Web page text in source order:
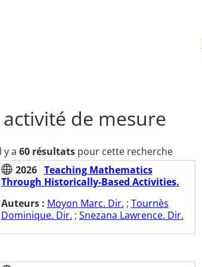
activité de mesure
y a 60 résultatspour cette recherche
2026 Teaching Mathematics
Through Historically-Based Activities.
Auteurs : Moyon Marc. Dir. ; Tournès
Dominique. Dir. ; Snezana Lawrence. Dir.